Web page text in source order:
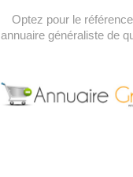
Optez pour le
annuaire généraliste de